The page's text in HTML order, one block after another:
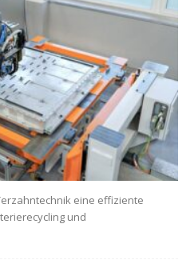
eine effiziente
und